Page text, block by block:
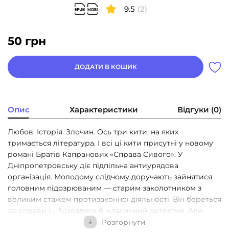
9.5 (2)
50 грн
ДОДАТИ В КОШИК
Опис Характеристики Відгуки (0)
Любов. Історія. Злочин. Ось три кити, на яких
тримається література. І всі ці кити присутні у новому
романі Братів Капранових «Справа Сивого». У
Дніпропетровську діє підпільна антиурядова
організація. Молодому слідчому доручають зайнятися
головним підозрюваним — старим заколотником з
великим стажем протизаконної діяльності. Він береться
до справи і… Здавалося б, класичний детектив. Але
уявіть собі, що молодий слідчий — працівник ГПУ, а
Розгорнути